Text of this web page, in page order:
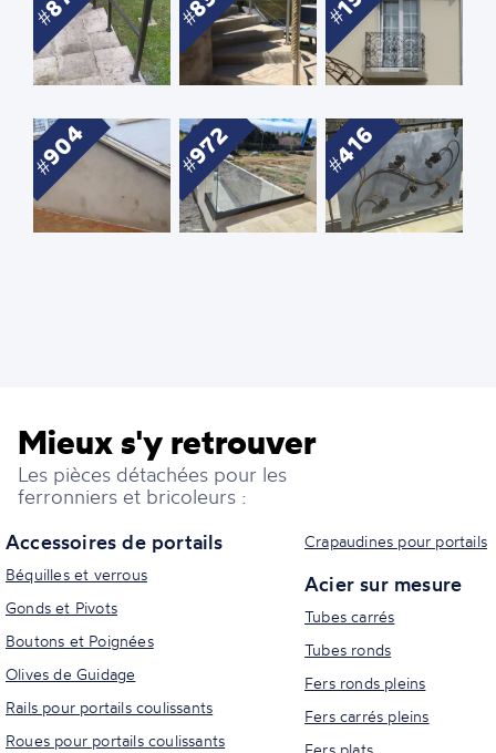
904 972 416
Mieux s'y retrouver
Les pièces détachées pour les
ferronniers et bricoleurs :
Accessoires de portails
Béquilles et verrous
Gonds et Pivots
Boutons et Poignées
Olives de Guidage
Rails pour portails coulissants
Roues pour portails coulissants
Crapaudines pour portails
Acier sur mesure
Tubes carrés
Tubes ronds
Fers ronds pleins
Fers carrés pleins
Fers plats